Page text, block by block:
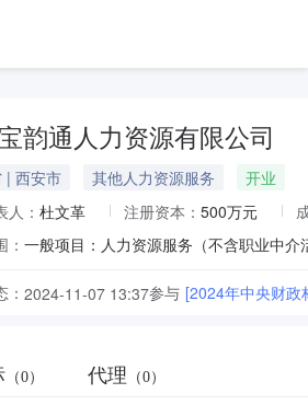
韵通人力资源有限公司
| 西安市 其他人力资源服务
开业
人： 杜文革 注册资本： 500万元
2024-11-07 13:37参与 [2024年中央财政
（0） 代理 （0）